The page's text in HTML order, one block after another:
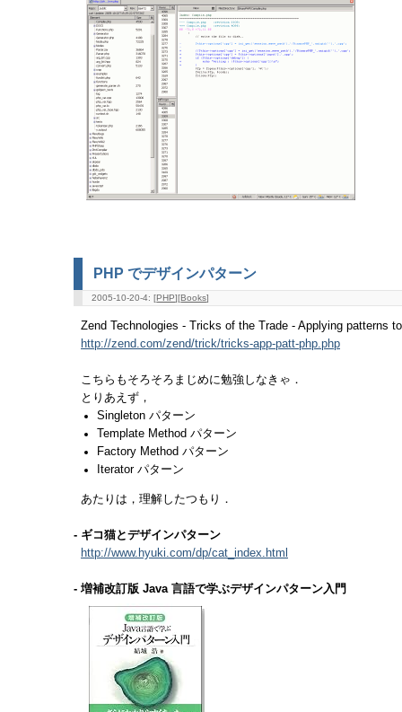
PHP でデザインパターン
2005-10-20-4: [PHP][Books]
Zend Technologies - Tricks of the Trade - Applying patterns
http://zend.com/zend/trick/tricks-app-patt-php.php
こちらもそろそろまじめに勉強しなきゃ．
とりあえず，
Singleton パターン
Template Method パターン
Factory Method パターン
Iterator パターン
あたりは，理解したつもり．
- ギコ猫とデザインパターン
http://www.hyuki.com/dp/cat_index.html
- 増補改訂版 Java 言語で学ぶデザインパターン入門